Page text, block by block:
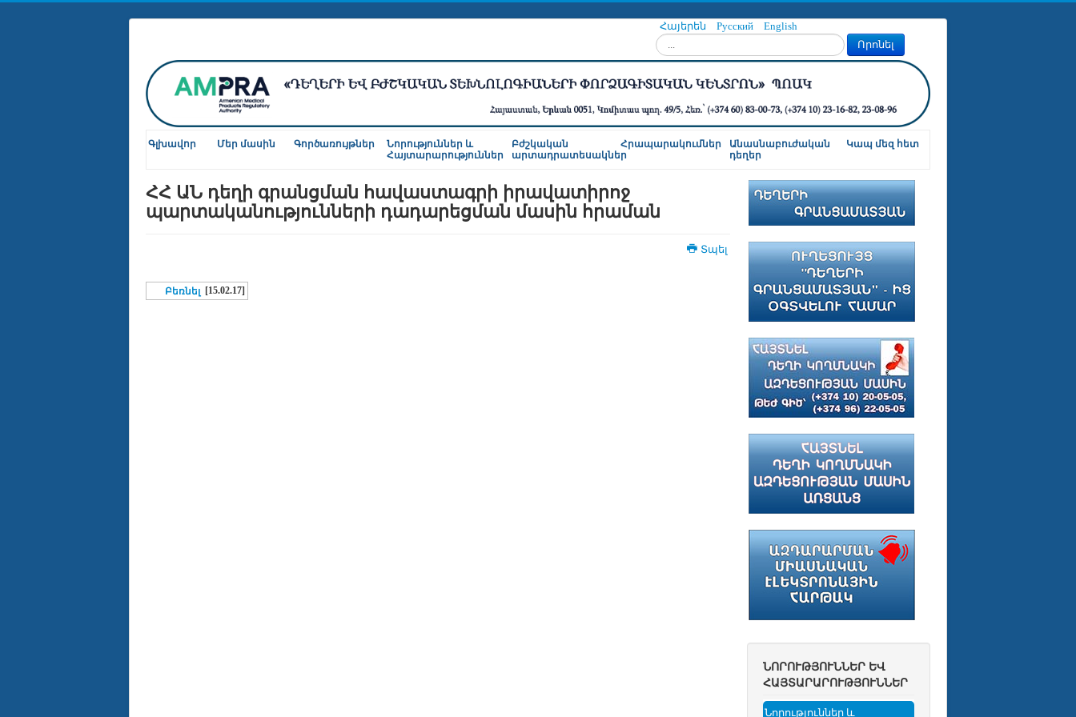
Հայերեն Русский English
Որոնել... Որոնել
Գլխավոր Մեր մասին Գործառույթներ
Նորություններ և
Հայտարարություններ
Բժշկական
արտադրատեսակներ
Հրապարակումներ
Անասնաբուժական
դեղեր
Կապ մեզ հետ
ՀՀ ԱՆ դեղի գրանցման հավաստագրի իրավատիրոջ
պարտականությունների դադարեցման մասին հրաման
Տպել
Բեռնել [15.02.17]
ՆՈՐՈՒԹՅՈՒՆՆԵՐ ԵՎ
ՀԱՅՏԱՐԱՐՈՒԹՅՈՒՆՆԵՐ
Նորություններ և